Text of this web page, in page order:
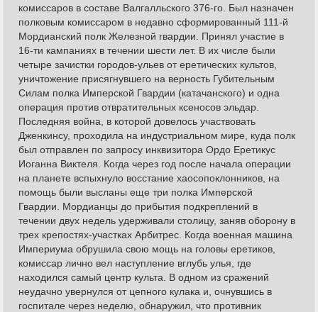
комиссаров в составе Валгалльского 376-го. Был назначен
полковым комиссаром в недавно сформированный 111-й
Мордианский полк Железной гвардии. Принял участие в
16-ти кампаниях в течении шести лет. В их числе были
четыре зачистки городов-ульев от еретических культов,
уничтожение присягнувшего на верность Губительным
Силам полка Имперской Гвардии (катачанского) и одна
операция против отвратительных ксеносов эльдар.
Последняя война, в которой довелось участвовать
Дженкинсу, проходила на индустриальном мире, куда полк
был отправлен по запросу инквизитора Ордо Еретикус
Иоганна Виктеля. Когда через год после начала операции
на планете вспыхнуло восстание хаосопоклонников, на
помощь были высланы еще три полка Имперской
Гвардии. Мордианцы до прибытия подкреплений в
течении двух недель удерживали столицу, заняв оборону в
трех крепостях-участках Арбитрес. Когда военная машина
Империума обрушила свою мощь на головы еретиков,
комиссар лично вел наступление вглубь улья, где
находился самый центр культа. В одном из сражений
неудачно увернулся от цепного кулака и, очнувшись в
госпитале через неделю, обнаружил, что противник